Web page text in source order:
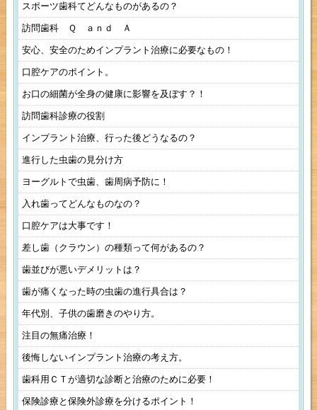
スポーツ歯科てどんなものがあるの？
訪問歯科 Ｑ ａｎｄ Ａ
安心、安全のためインプラント治療に必要なもの！
口腔ケアのポイント。
お口の細菌が全身の健康に影響を及ぼす？！
訪問歯科診療の役割
インプラント治療、行った後どうなるの？
進行した虫歯の見分け方
ヨーグルトで虫歯、歯周病予防に！
入れ歯ってどんなものなの？
口腔ケアは大事です！
差し歯（クラウン）の種類って何があるの？
歯並びが悪いデメリットは？
歯が痛くなった時の虫歯の進行具合は？
年代別、子供の歯磨きのやり方。
注目の無痛治療！
後悔しないインプラント治療の考え方。
歯科用ＣＴが適切な診断と治療のために必要！
保険診療と保険外診療を分けるポイント！